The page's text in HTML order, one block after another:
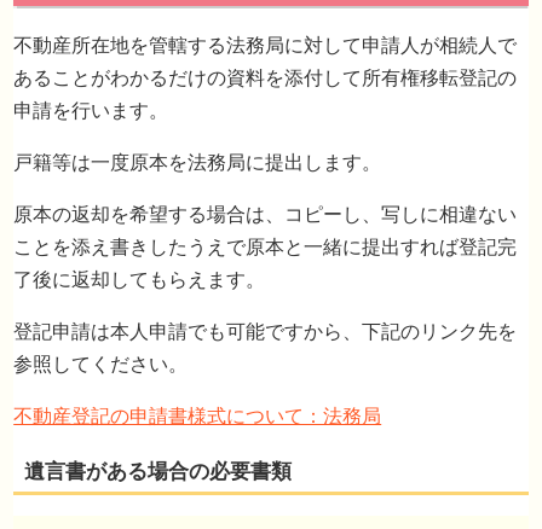
不動産所在地を管轄する法務局に対して申請人が相続人で
あることがわかるだけの資料を添付して所有権移転登記の
申請を行います。
戸籍等は一度原本を法務局に提出します。
原本の返却を希望する場合は、コピーし、写しに相違ない
ことを添え書きしたうえで原本と一緒に提出すれば登記完
了後に返却してもらえます。
登記申請は本人申請でも可能ですから、下記のリンク先を
参照してください。
不動産登記の申請書様式について：法務局